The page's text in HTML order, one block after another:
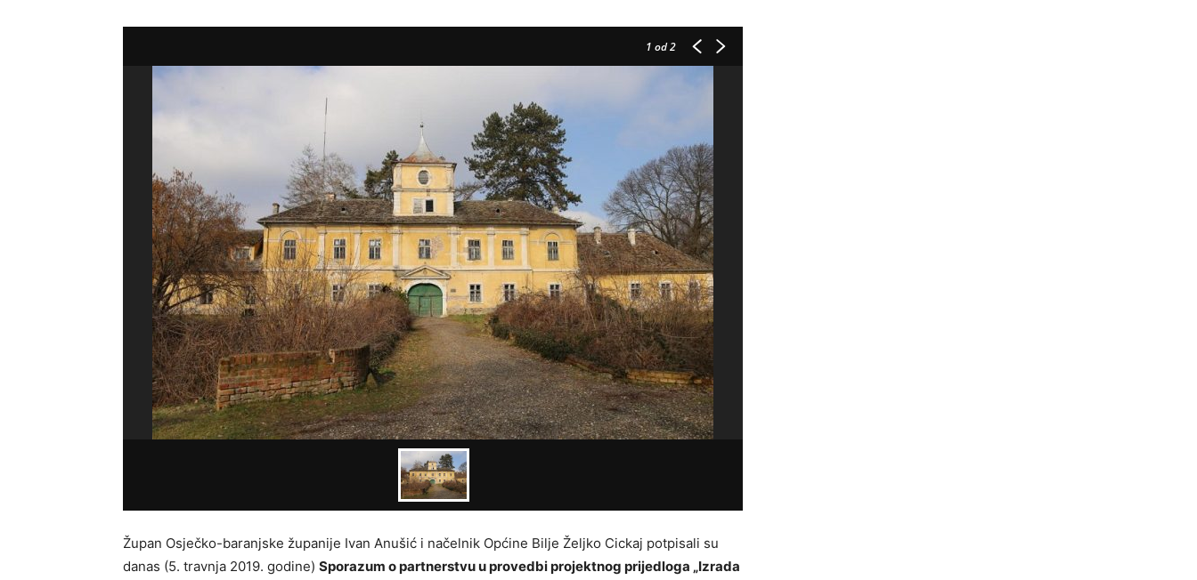
1 od 2
Župan Osječko-baranjske županije Ivan Anušić i načelnik Općine Bilje Željko Cickaj potpisali su
danas (5. travnja 2019. godine) Sporazum o partnerstvu u provedbi projektnog prijedloga „Izrada